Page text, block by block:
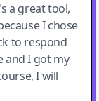
a great tool,
I chose
to respond
and I got my
I will